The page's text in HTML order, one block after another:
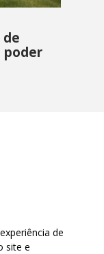
poder
de
site e